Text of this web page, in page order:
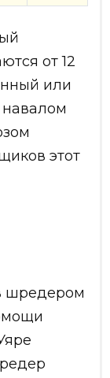
от 12
или
этот
шредером